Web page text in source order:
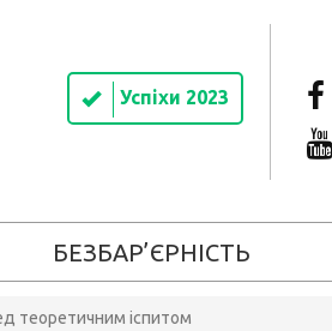
Успіхи 2023
БЕЗБАР’ЄРНІСТЬ
теоретичним іспитом